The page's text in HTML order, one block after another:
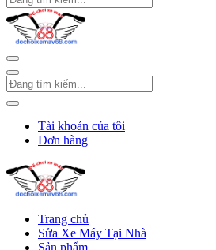
Tài khoản của tôi
Đơn hàng
Trang chủ
Sửa Xe Máy Tại Nhà
Sản phẩm